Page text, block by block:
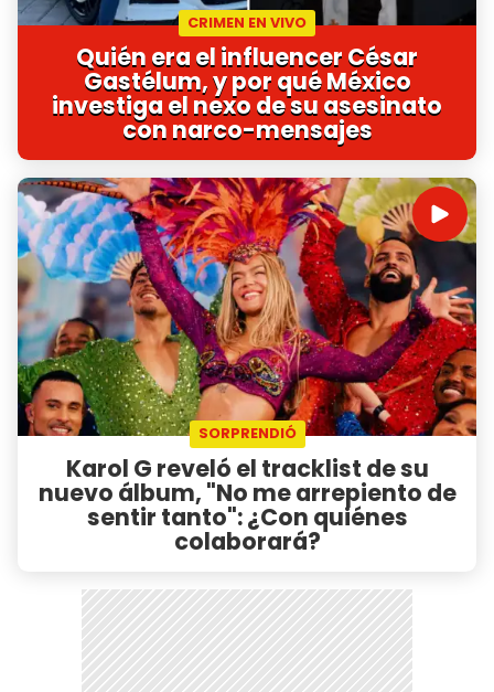
CRIMEN EN VIVO
Quién era el influencer César
Gastélum, y por qué México
investiga el nexo de su asesinato
con narco-mensajes
SORPRENDIÓ
Karol G reveló el tracklist de su
nuevo álbum, "No me arrepiento de
sentir tanto": ¿Con quiénes
colaborará?